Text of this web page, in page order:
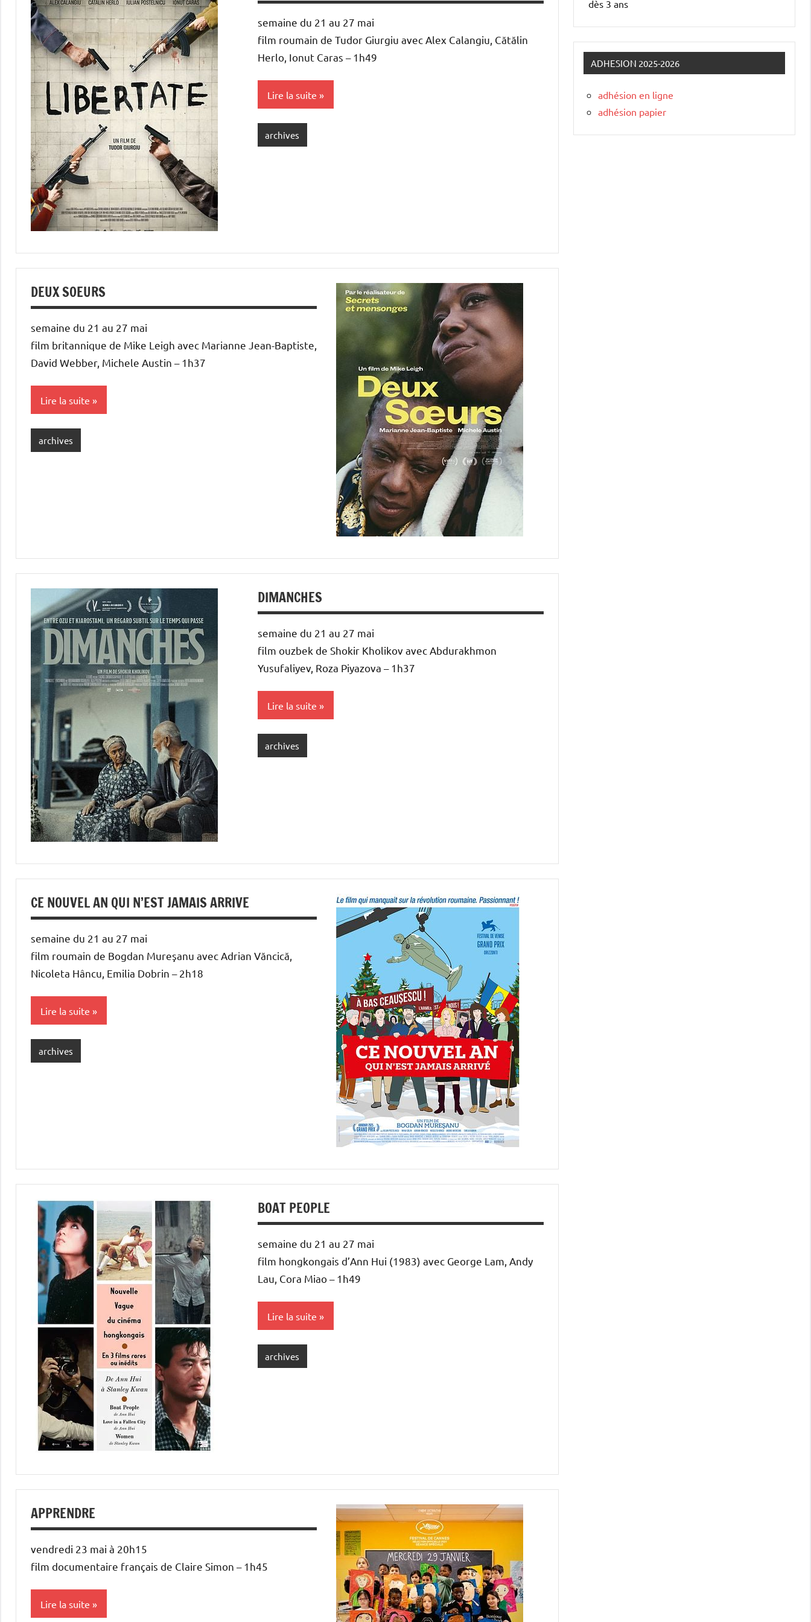
semaine du 21 au 27 mai
film roumain de Tudor Giurgiu avec Alex Calangiu, Cătălin
Herlo, Ionut Caras – 1h49
Lire la suite
archives
DEUX SOEURS
semaine du 21 au 27 mai
film britannique de Mike Leigh avec Marianne Jean-Baptiste,
David Webber, Michele Austin – 1h37
Lire la suite
archives
DIMANCHES
semaine du 21 au 27 mai
film ouzbek de Shokir Kholikov avec Abdurakhmon
Yusufaliyev, Roza Piyazova – 1h37
Lire la suite
archives
CE NOUVEL AN QUI N’EST JAMAIS ARRIVE
semaine du 21 au 27 mai
film roumain de Bogdan Mureşanu avec Adrian Văncică,
Nicoleta Hâncu, Emilia Dobrin – 2h18
Lire la suite
archives
BOAT PEOPLE
semaine du 21 au 27 mai
film hongkongais d’Ann Hui (1983) avec George Lam, Andy
Lau, Cora Miao – 1h49
Lire la suite
archives
APPRENDRE
vendredi 23 mai à 20h15
film documentaire français de Claire Simon – 1h45
Lire la suite
dès 3 ans
ADHESION 2025-2026
adhésion en ligne
adhésion papier